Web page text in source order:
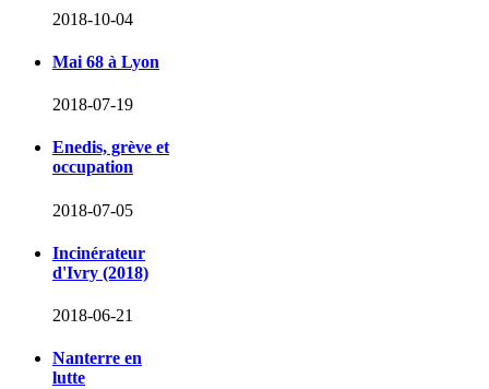
2018-10-04
Mai 68 à Lyon
2018-07-19
Enedis, grève et
occupation
2018-07-05
Incinérateur
d'Ivry (2018)
2018-06-21
Nanterre en
lutte